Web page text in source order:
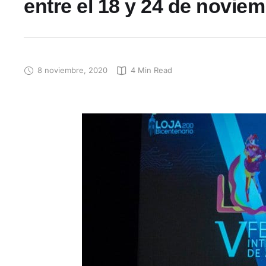
entre el 18 y 24 de
8 noviembre, 2020 4 Min Read